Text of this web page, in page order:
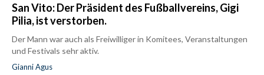
San Vito: Der Präsident des Fußballvereins, Gigi
Pilia, ist verstorben.
Der Mann war auch als Freiwilliger in Komitees, Veranstaltungen
und Festivals sehr aktiv.
Gianni Agus